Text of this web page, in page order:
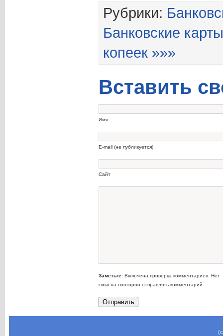
Рубрики:
Банковские карты
копеек »»»
Вставить
Имя
E-mail (не публикуется)
Сайт
Заметьте:Включена проверка комментариев. Нет
смысла повторно отправлять комментарий.